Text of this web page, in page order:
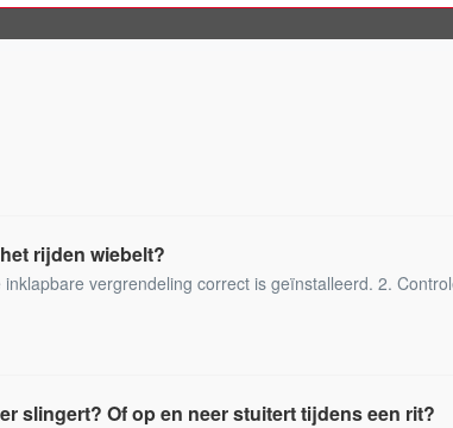
rijden wiebelt?
vergrendeling correct is geïnstalleerd. 2.
slingert? Of op en neer stuitert tijdens een rit?